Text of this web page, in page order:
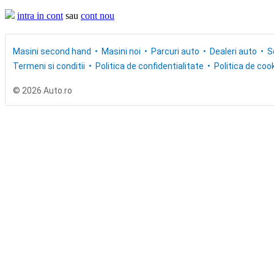
intra in cont sau cont nou
Masini second hand Masini noi Parcuri auto Dealeri auto
Termeni si conditii
Politica de confidentialitate Politica de
© 2026 Auto.ro